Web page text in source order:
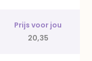
Prijs voor jou
20,35